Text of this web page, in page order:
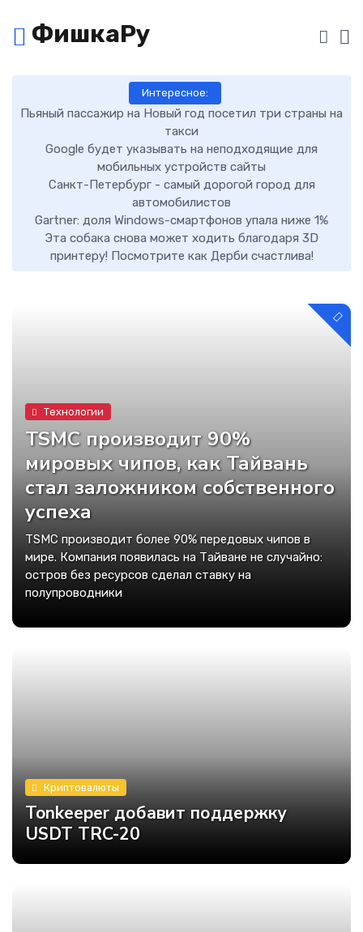
ФишкаРу
Интересное:
Пьяный пассажир на Новый год посетил три страны на
такси
Google будет указывать на неподходящие для
мобильных устройств сайты
Санкт-Петербург - самый дорогой город для
автомобилистов
Gartner: доля Windows-смартфонов упала ниже 1%
Эта собака снова может ходить благодаря 3D
принтеру! Посмотрите как Дерби счастлива!
Технологии
TSMC производит 90%
мировых чипов, как Тайвань
стал заложником собственного
успеха
TSMC производит более 90% передовых чипов в
мире. Компания появилась на Тайване не случайно:
остров без ресурсов сделал ставку на
полупроводники
Криптовалюты
Tonkeeper добавит поддержку
USDT TRC-20